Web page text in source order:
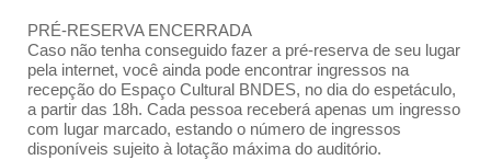
PRÉ-RESERVA ENCERRADA
Caso não tenha conseguido fazer a pré-reserva de seu lugar
pela internet, você ainda pode encontrar ingressos na
recepção do Espaço Cultural BNDES, no dia do espetáculo,
a partir das 18h. Cada pessoa receberá apenas um ingresso
com lugar marcado, estando o número de ingressos
disponíveis sujeito à lotação máxima do auditório.